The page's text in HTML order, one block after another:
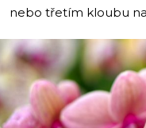
nebo třetím kloubu